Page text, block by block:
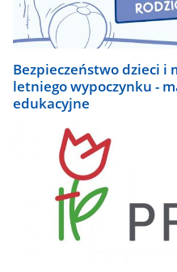
Bezpieczeństwo dzieci i
letniego wypoczynku -
edukacyjne